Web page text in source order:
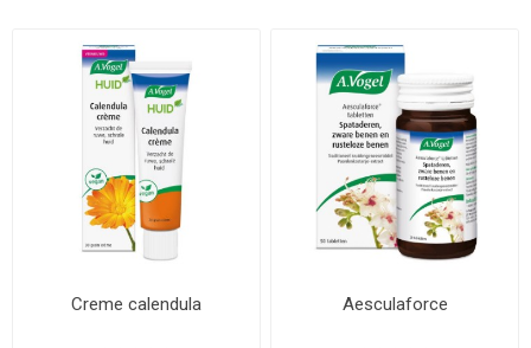
Creme calendula Aesculaforce